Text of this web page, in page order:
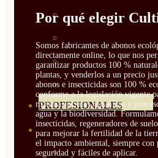
CUBIERTAS
BOMBAS DE
BANDEJAS Y
PROFESIONALES
ABONOS POR CULTIVO
VER TODOS
Por qué elegir
Somos fabricantes de abonos
directamente online, lo que nos
garantizar productos 100 %
plantas, y venderlos a un precio
abonos e insecticidas son 100 %
conforme a la legislación vigente
materias primas orgánicas y
agua y la biodiversidad.
insecticidas, regeneradores de
para mejorar la fertilidad de la
el impacto ambiental, siempre con
seguridad y fáciles de aplicar.